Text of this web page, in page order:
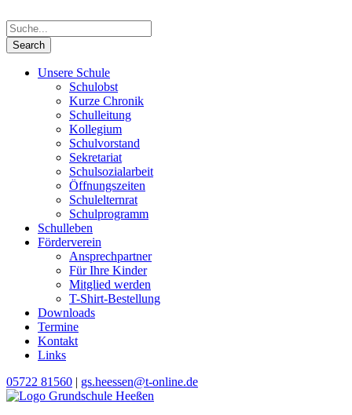
Unsere Schule
Schulobst
Kurze Chronik
Schulleitung
Kollegium
Schulvorstand
Sekretariat
Schulsozialarbeit
Öffnungszeiten
Schulelternrat
Schulprogramm
Schulleben
Förderverein
Ansprechpartner
Für Ihre Kinder
Mitglied werden
T-Shirt-Bestellung
Downloads
Termine
Kontakt
Links
05722 81560 | gs.heessen@t-online.de